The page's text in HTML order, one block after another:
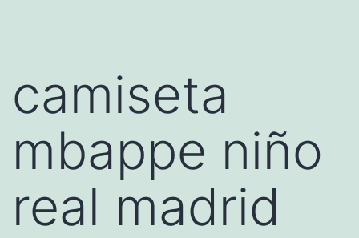
camiseta
mbappe niño
real madrid